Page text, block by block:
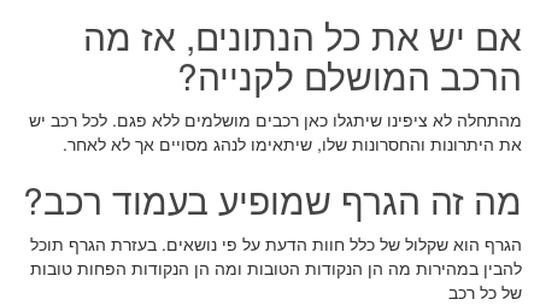
אם יש את כל הנתונים, אז מה
הרכב המושלם לקנייה?
מהתחלה לא ציפינו שיתגלו כאן רכבים מושלמים ללא פגם. לכל רכב יש
את היתרונות והחסרונות שלו, שיתאימו לנהג מסויים אך לא לאחר.
מה זה הגרף שמופיע בעמוד רכב?
הגרף הוא שקלול של כלל חוות הדעת על פי נושאים. בעזרת הגרף תוכל
להבין במהירות מה הן הנקודות הטובות ומה הן הנקודות הפחות טובות
של כל רכב